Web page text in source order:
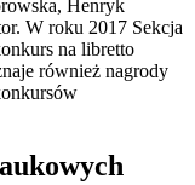
Henryk
W roku 2017 Sekcja
na libretto
również nagrody